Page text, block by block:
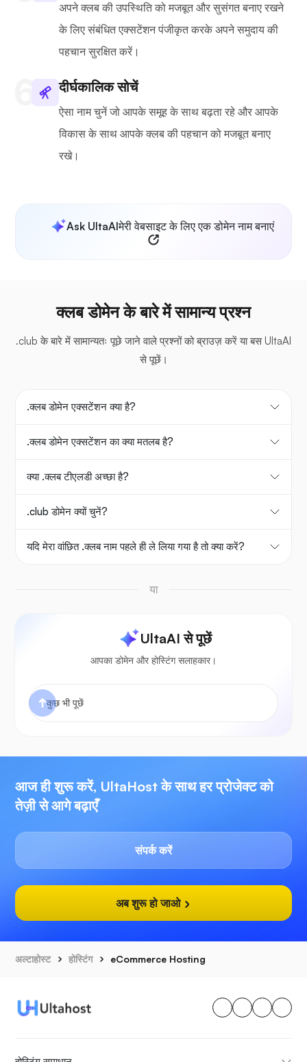
अपने क्लब की उपस्थिति को मजबूत और सुसंगत बनाए रखने
के लिए संबंधित एक्सटेंशन पंजीकृत करके अपने समुदाय की
पहचान सुरक्षित करें।
दीर्घकालिक सोचें
ऐसा नाम चुनें जो आपके समूह के साथ बढ़ता रहे और आपके
विकास के साथ आपके क्लब की पहचान को मजबूत बनाए
रखे।
Ask UltaAIमेरी वेबसाइट के लिए एक डोमेन नाम बनाएं
क्लब डोमेन के बारे में सामान्य प्रश्न
.club के बारे में सामान्यतः पूछे जाने वाले प्रश्नों को ब्राउज़ करें या बस UltaAI
से पूछें।
.क्लब डोमेन एक्सटेंशन क्या है?
.क्लब डोमेन एक्सटेंशन का क्या मतलब है?
क्या .क्लब टीएलडी अच्छा है?
.club डोमेन क्यों चुनें?
यदि मेरा वांछित .क्लब नाम पहले ही ले लिया गया है तो क्या करें?
या
UltaAI से पूछें
आपका डोमेन और होस्टिंग सलाहकार।
आज ही शुरू करें, UltaHost के साथ हर प्रोजेक्ट को
तेज़ी से आगे बढ़ाएँ
संपर्क करें
अब शुरू हो जाओ
अल्टाहोस्ट होस्टिंग eCommerce Hosting